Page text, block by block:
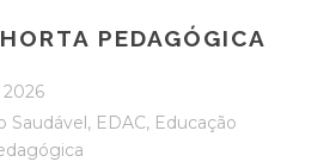
PEDAGÓGICA
2026
Saudável, EDAC, Educação